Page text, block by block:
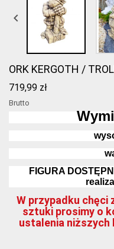

ORK KERGOTH /
719,99 zł
Brutto
FIGURA
W przypadku chęci
sztuki prosimy o
ustalenia niższych